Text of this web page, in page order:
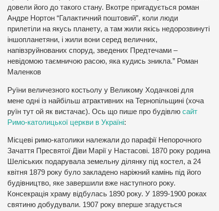
довели його до такого стану. Вкотре пригадується роман
Андре Нортон “Галактичний поштовий”, коли люди
прилетіли на якусь планету, а там жили якісь недорозвинуті
іншопланетяни, і жили вони серед величних,
напівзруйнованих споруд, зведених Предтечами –
невідомою таємничою расою, яка кудись зникла.” Роман
Маленков
Руїни величезного костьолу у Великому Ходачкові для
мене одні із найбільш атрактивних на Тернопільщині (хоча
руїн тут ой як вистачає). Ось що пише про будівлю сайт
Римо-католицької церкви в Україні:
Місцеві римо-католики належали до парафії Непорочного
Зачаття Пресвятої Діви Марії у Настасові. 1870 року родина
Шеліських подарувала земельну ділянку під костел, а 24
квітня 1879 року було закладено наріжний камінь під його
будівництво, яке завершили вже наступного року.
Консекрація храму відбулась 1890 року. У 1899-1900 роках
святиню добудували. 1907 року вперше згадується